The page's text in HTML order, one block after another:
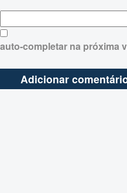
auto-completar na próxima